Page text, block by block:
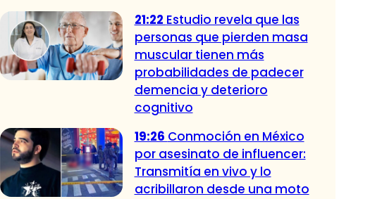
21:22 Estudio revela que las
personas que pierden masa
muscular tienen más
probabilidades de padecer
demencia y deterioro
cognitivo
19:26 Conmoción en México
por asesinato de influencer:
Transmitía en vivo y lo
acribillaron desde una moto